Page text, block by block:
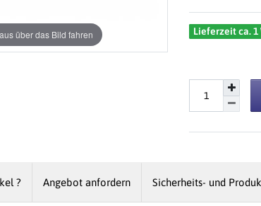
über das Bild fahren Lieferzeit ca. 1
? Angebot anfordern Sicherheits- und